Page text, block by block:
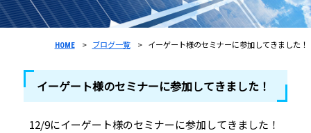
HOME ブログ一覧 イーゲート様のセミナーに参加してきました！
イーゲート様のセミナーに参加してきました！
12/9にイーゲート様のセミナーに参加してきました！